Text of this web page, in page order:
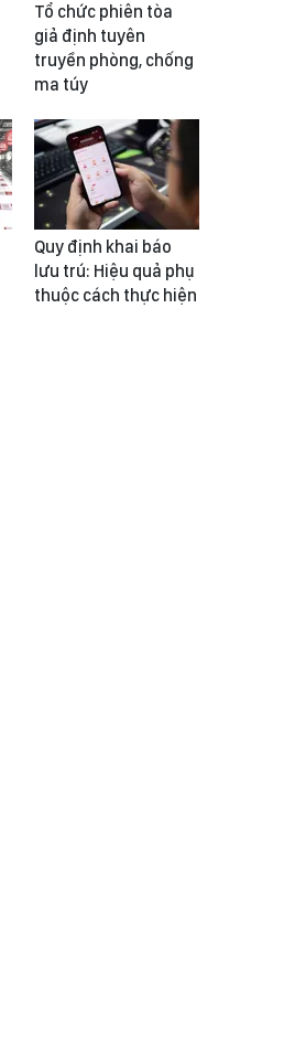
Tổ chức phiên tòa
giả định tuyên
truyền phòng, chống
ma túy
Quy định khai báo
lưu trú: Hiệu quả phụ
thuộc cách thực hiện